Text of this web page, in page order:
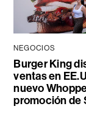
NEGOCIOS
Burger King
ventas en
nuevo
promoción de